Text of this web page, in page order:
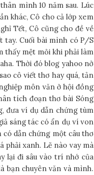
mình 10 năm sau. Lúc
khác, Cô cho cả lớp xem
Tết, Cô cũng cho đề về
tay. Cuối bài mình có P/S
thấy mệt mỏi khi phải làm
Thời đó blog yahoo nở
cô viết thơ hay quá, tản
môn văn ở hội đồng
tích đoạn thơ bài Sóng
đưa ví dụ dẫn chứng tùm
sáng tác có ẩn dụ ví von
dẫn chứng một câu thơ
phải xanh. Lẽ nào vay mà
lại đi sâu vào trí nhớ của
bạn chuyên văn và mình.